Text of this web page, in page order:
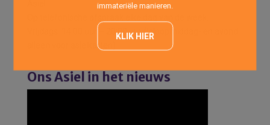
Vrijdags: 14:00 uur – 20:00 uur (Inloopmiddag- en avond
alleen voor asielkatten)
Ons Asiel in het nieuws
immateriële manieren.
KLIK HIER